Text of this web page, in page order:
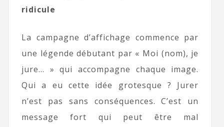
ridicule
La campagne d’affichage commence par
une légende débutant par « Moi (nom), je
jure… » qui accompagne chaque image.
Qui a eu cette idée grotesque ? Jurer
n’est pas sans conséquences. C’est un
message fort qui peut être mal